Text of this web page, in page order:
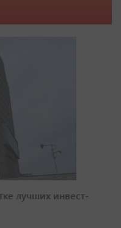
лучших инвест-